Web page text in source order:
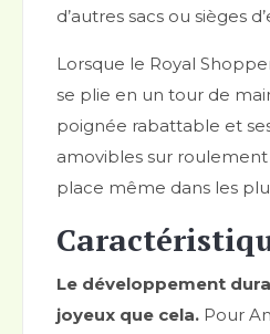
d’autres sacs ou sièges
Lorsque le Royal
se plie en un tour de
poignée rabattable et
amovibles sur
place même dans les
Le développement
joyeux que cela. Pour